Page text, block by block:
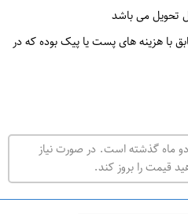
تحویل می باشد
با هزینه های پست یا پیک بوده که در
دو ماه گذشته است. در صورت نیاز
قیمت را بروز کند.